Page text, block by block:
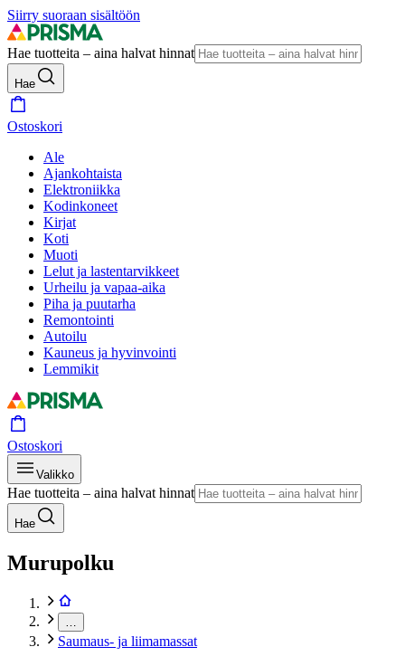
Siirry suoraan sisältöön
Hae tuotteita – aina halvat hinnat
Hae
Ostoskori
Ale
Ajankohtaista
Elektroniikka
Kodinkoneet
Kirjat
Koti
Muoti
Lelut ja lastentarvikkeet
Urheilu ja vapaa-aika
Piha ja puutarha
Remontointi
Autoilu
Kauneus ja hyvinvointi
Lemmikit
Ostoskori
Valikko
Hae tuotteita – aina halvat hinnat
Hae
Murupolku
Saumaus- ja liimamassat